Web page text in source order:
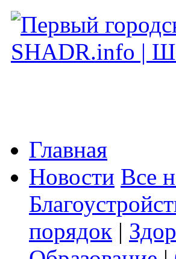
Главная
Новости Все
порядок |